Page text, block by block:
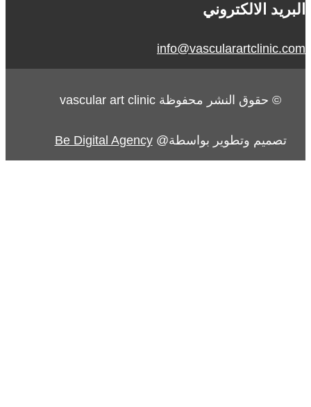
البريد الالكتروني
info@vascularartclinic.com
تصميم وتطوير بواسطة@Be Digital Agency
© حقوق النشر محفوظة vascular art clinic